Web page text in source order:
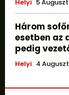
Helyi 5
Három
esetben az
pedig
Helyi 4